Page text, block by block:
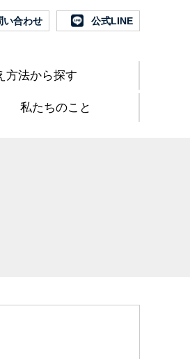
い合わせ 公式LINE
方法から探す
私たちのこと